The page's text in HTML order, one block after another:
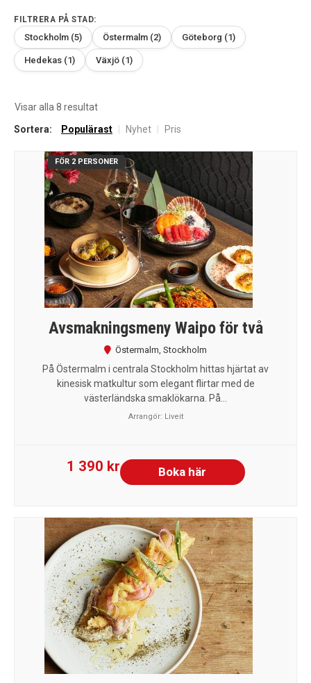
FILTRERA PÅ STAD:
Stockholm (5) Östermalm (2) Göteborg (1)
Hedekas (1) Växjö (1)
Visar alla 8 resultatSortera
senaste
Sortera: Populärast | Nyhet | Pris
FÖR 2 PERSONER
Avsmakningsmeny Waipo för två
Östermalm Stockholm
På Östermalm i centrala Stockholm hittas hjärtat av
kinesisk matkultur som elegant flirtar med de
västerländska smaklökarna. På...
Arrangör: Liveit
1 390 kr Boka här